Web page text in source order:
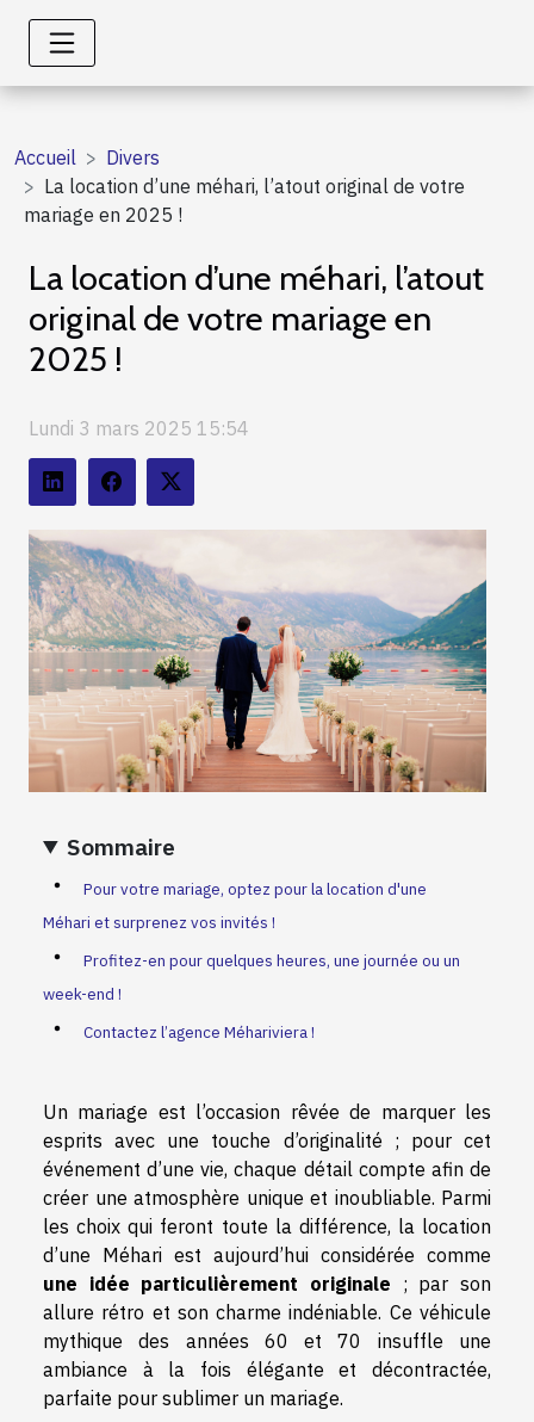
Accueil
Divers
La location d’une méhari, l’atout original de votre
mariage en 2025 !
La location d’une méhari, l’atout
original de votre mariage en
2025 !
Lundi 3 mars 2025 15:54
Sommaire
Pour votre mariage, optez pour la location d'une
Méhari et surprenez vos invités !
Profitez-en pour quelques heures, une journée ou un
week-end !
Contactez l’agence Méhariviera !
Un mariage est l’occasion rêvée de marquer les
esprits avec une touche d’originalité ; pour cet
événement d’une vie, chaque détail compte afin de
créer une atmosphère unique et inoubliable. Parmi
les choix qui feront toute la différence, la location
d’une Méhari est aujourd’hui considérée comme
une idée particulièrement originale ; par son
allure rétro et son charme indéniable. Ce véhicule
mythique des années 60 et 70 insuffle une
ambiance à la fois élégante et décontractée,
parfaite pour sublimer un mariage.